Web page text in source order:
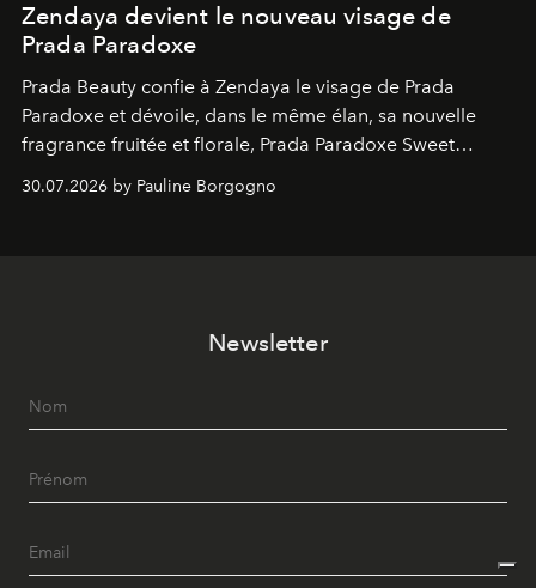
Zendaya devient le nouveau visage de
Prada Paradoxe
Prada Beauty confie à Zendaya le visage de Prada
Paradoxe et dévoile, dans le même élan, sa nouvelle
fragrance fruitée et florale, Prada Paradoxe Sweet
Chemistry Eau de Parfum.
30.07.2026 by Pauline Borgogno
Newsletter